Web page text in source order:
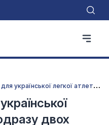
Ч
орний день для української легкої атлетики: одразу двох наших топ-спортсменів зловили на допінгу
двох